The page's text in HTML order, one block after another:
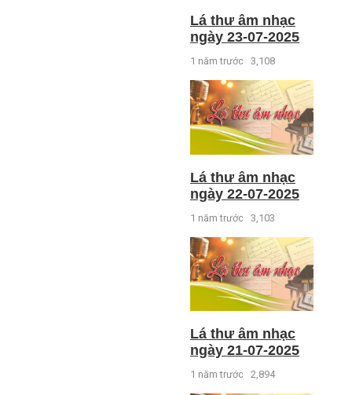
Lá thư âm nhạc
ngày 23-07-2025
1 năm trước 3,108
Lá thư âm nhạc
ngày 22-07-2025
1 năm trước 3,103
Lá thư âm nhạc
ngày 21-07-2025
1 năm trước 2,894